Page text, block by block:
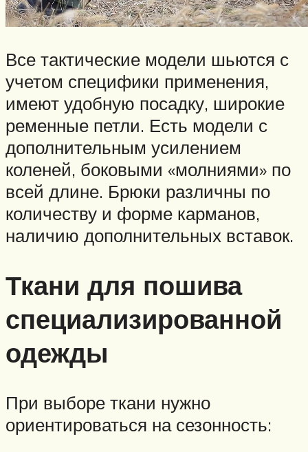
Все тактические модели шьются с
учетом специфики применения,
имеют удобную посадку, широкие
ременные петли. Есть модели с
дополнительным усилением
коленей, боковыми «молниями» по
всей длине. Брюки различны по
количеству и форме карманов,
наличию дополнительных вставок.
Ткани для пошива
специализированной
одежды
При выборе ткани нужно
ориентироваться на сезонность: